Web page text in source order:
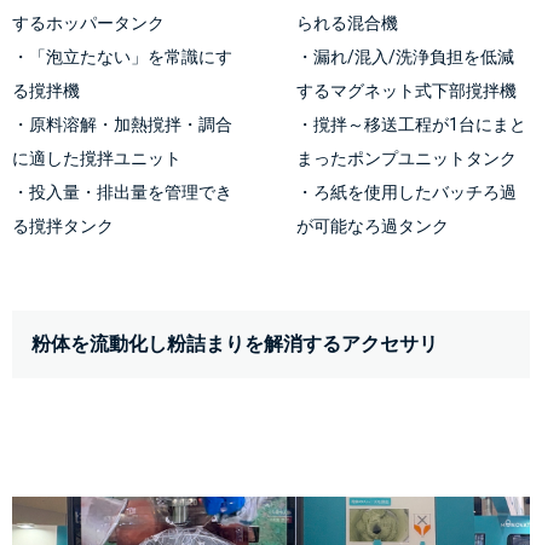
するホッパータンク
られる混合機
・「泡立たない」を常識にす
る撹拌機
・漏れ/混入/洗浄負担を低減
するマグネット式下部撹拌機
・原料溶解・加熱撹拌・調合
に適した撹拌ユニット
・撹拌～移送工程が1台にまと
まったポンプユニットタンク
・投入量・排出量を管理でき
る撹拌タンク
・ろ紙を使用したバッチろ過
が可能なろ過タンク
粉体を流動化し粉詰まりを解消するアクセサリ